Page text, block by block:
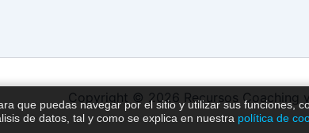
Copyright © 2026 Recursos Coaching
que puedas navegar por el sitio y utilizar sus funciones,
de datos, tal y como se explica en nuestra política de